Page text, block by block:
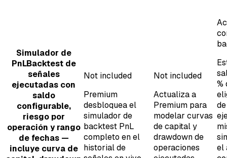
Simulador de
PnLBacktest de
señales
ejecutadas con
saldo
configurable,
riesgo por
operación y rango
de fechas —
incluye curva de
Not included
Premium
desbloquea el
simulador de
backtest PnL
completo en el
historial de
Not included
Actualiza a
Premium para
modelar curvas
de capital y
drawdown de
operaciones
%
el